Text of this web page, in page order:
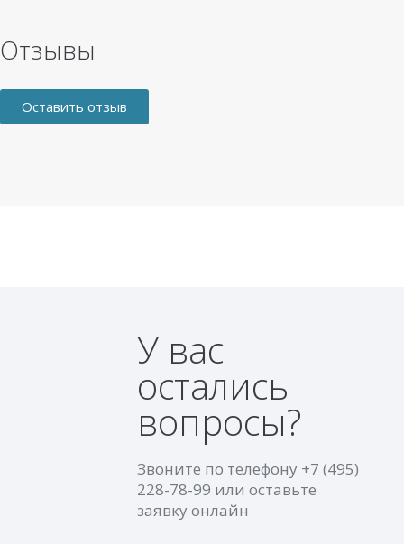
Отзывы
Оставить отзыв
У вас
остались
вопросы?
Звоните по телефону +7 (495)
228-78-99 или оставьте
заявку онлайн